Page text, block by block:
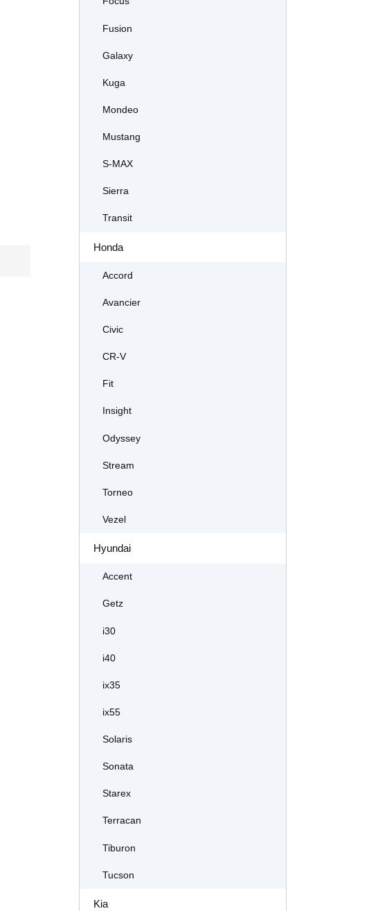
Fusion
Galaxy
Kuga
Mondeo
Mustang
S-MAX
Sierra
Transit
Honda
Accord
Avancier
Civic
CR-V
Fit
Insight
Odyssey
Stream
Torneo
Vezel
Hyundai
Accent
Getz
i30
i40
ix35
ix55
Solaris
Sonata
Starex
Terracan
Tiburon
Tucson
Kia